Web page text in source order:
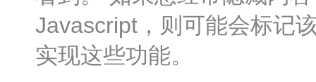
Javascript，则可能会标记
实现这些功能。